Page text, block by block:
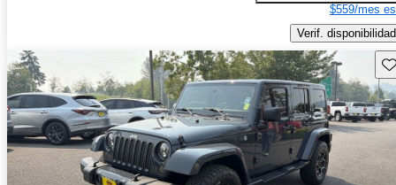
$559/mes
Verif. disponibilidad